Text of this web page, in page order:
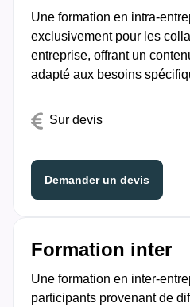
Une formation en intra-
exclusivement pour les
entreprise, offrant un
adapté aux besoins
Sur devis
Demander un devis
Formation inter
Une formation en inter-
participants provenant de